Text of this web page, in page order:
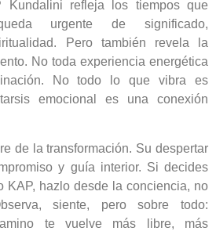
Kundalini refleja los tiempos que
urgente de significado,
Pero también revela la
No toda experiencia energética
No todo lo que vibra es
emocional es una conexión
de la transformación. Su despertar
y guía interior. Si decides
KAP, hazlo desde la conciencia, no
siente, pero sobre todo:
te vuelve más libre, más